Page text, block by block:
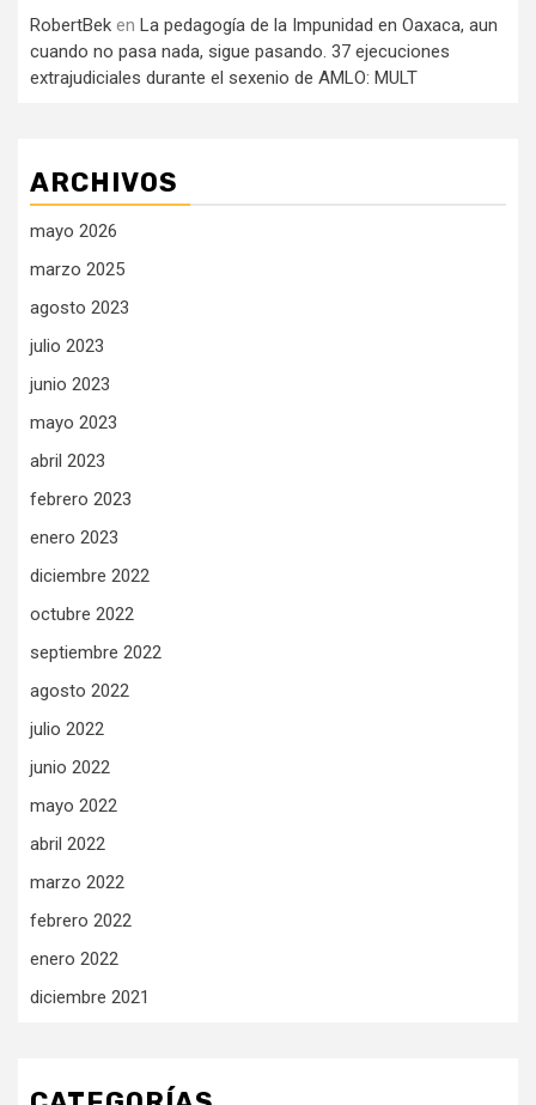
RobertBek en La pedagogía de la Impunidad en Oaxaca, aun
cuando no pasa nada, sigue pasando. 37 ejecuciones
extrajudiciales durante el sexenio de AMLO: MULT
ARCHIVOS
mayo 2026
marzo 2025
agosto 2023
julio 2023
junio 2023
mayo 2023
abril 2023
febrero 2023
enero 2023
diciembre 2022
octubre 2022
septiembre 2022
agosto 2022
julio 2022
junio 2022
mayo 2022
abril 2022
marzo 2022
febrero 2022
enero 2022
diciembre 2021